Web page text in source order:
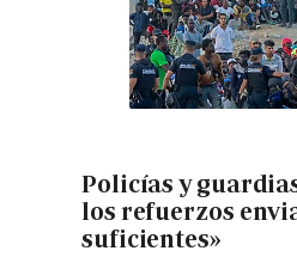
Policías y
los refuerzos
suficientes»